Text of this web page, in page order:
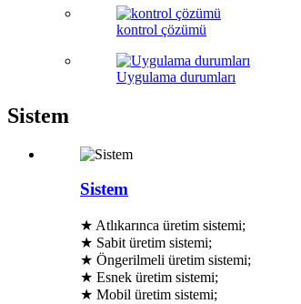
kontrol çözümü
Uygulama durumları
Sistem
Sistem
★ Atlıkarınca üretim sistemi;
★ Sabit üretim sistemi;
★ Öngerilmeli üretim sistemi;
★ Esnek üretim sistemi;
★ Mobil üretim sistemi;